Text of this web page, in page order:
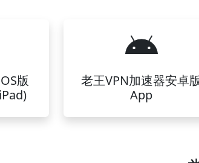
版
老王VPN加速器安卓
App